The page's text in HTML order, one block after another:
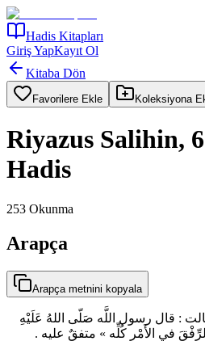
Hadis Kitapları
Giriş YapKayıt Ol
Kitaba Dön
Favorilere Ekle Koleksiyona
Riyazus Salihin,
Hadis
253 Okunma
Arapça
Arapça metnini kopyala
: قال رسول اللَّه صَلّى اللهُ عَلَيْهِ
في الأَمْرِ كُلِّه » متفقٌ عليه .